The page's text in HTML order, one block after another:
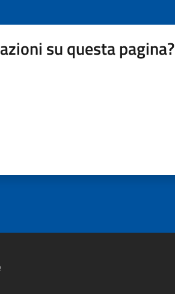
su questa pagina?